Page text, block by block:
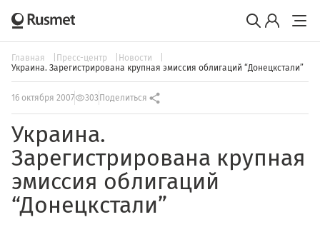
Главная Пресс-центр
Новости
Украина. Зарегистрирована крупная эмиссия облигаций “Донецкстали”
16 октября 2007 303 Поделиться
Украина.
Зарегистрирована крупная
эмиссия облигаций
“Донецкстали”